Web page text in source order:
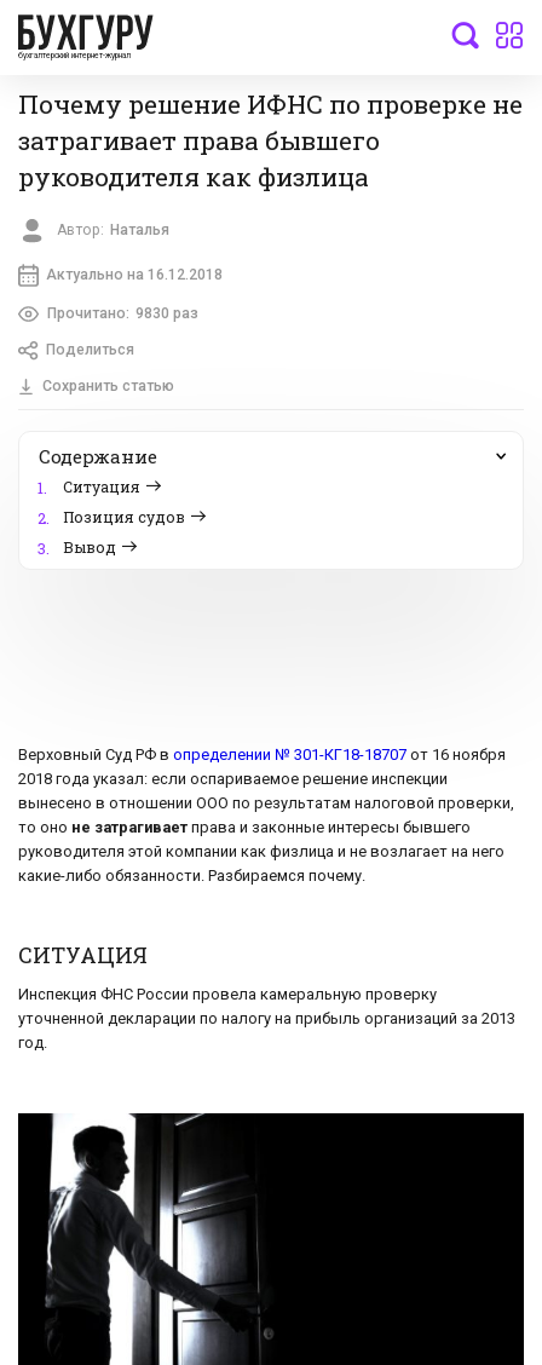
бухгалтерский интернет-журнал
Почему решение ИФНС по проверке не
затрагивает права бывшего
руководителя как физлица
Автор: Наталья
Актуально на 16.12.2018
Прочитано: 9830 раз
Поделиться
Сохранить статью
Содержание
1.
Ситуация
2.
Позиция судов
3.
Вывод
Верховный Суд РФ в определении № 301-КГ18-18707 от 16 ноября
2018 года указал: если оспариваемое решение инспекции
вынесено в отношении ООО по результатам налоговой проверки,
то оно не затрагивает права и законные интересы бывшего
руководителя этой компании как физлица и не возлагает на него
какие-либо обязанности. Разбираемся почему.
СИТУАЦИЯ
Инспекция ФНС России провела камеральную проверку
уточненной декларации по налогу на прибыль организаций за 2013
год.